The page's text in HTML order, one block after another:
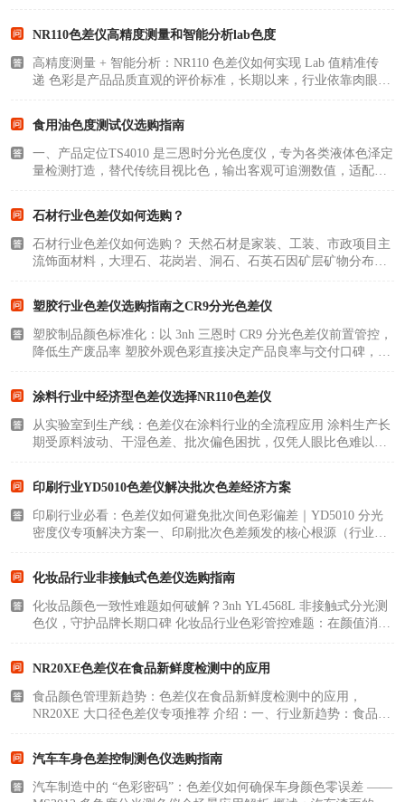
肤色检测告别..
NR110色差仪高精度测量和智能分析lab色度
高精度测量 + 智能分析：NR110 色差仪如何实现 Lab 值精准传
递 色彩是产品品质直观的评价标准，长期以来，行业依靠肉眼对
Lab 色彩空间作..
食用油色度测试仪选购指南
一、产品定位TS4010 是三恩时分光色度仪，专为各类液体色泽定
量检测打造，替代传统目视比色，输出客观可追溯数值，适配制
准。 二、核心光学与..
石材行业色差仪如何选购？
石材行业色差仪如何选购？ 天然石材是家装、工装、市政项目主
流饰面材料，大理石、花岗岩、洞石、石英石因矿层矿物分布、
式，受车间光线、人..
塑胶行业色差仪选购指南之CR9分光色差仪
塑胶制品颜色标准化：以 3nh 三恩时 CR9 分光色差仪前置管控，
降低生产废品率 塑胶外观色彩直接决定产品良率与交付口碑，色
光源箱肉眼比..
涂料行业中经济型色差仪选择NR110色差仪
从实验室到生产线：色差仪在涂料行业的全流程应用 涂料生产长
期受原料波动、干湿色差、批次偏色困扰，仅凭人眼比色难以标
控色体系，一..
印刷行业YD5010色差仪解决批次色差经济方案
印刷行业必看：色差仪如何避免批次间色彩偏差｜YD5010 分光
密度仪专项解决方案一、印刷批次色差频发的核心根源（行业共
原材料批次波动..
化妆品行业非接触式色差仪选购指南
化妆品颜色一致性难题如何破解？3nh YL4568L 非接触式分光测
色仪，守护品牌长期口碑 化妆品行业色彩管控难题：在颜值消费
珠光彩妆反光色..
NR20XE色差仪在食品新鲜度检测中的应用
食品颜色管理新趋势：色差仪在食品新鲜度检测中的应用，
NR20XE 大口径色差仪专项推荐 介绍：一、行业新趋势：食品品
蔬叶绿素降解..
汽车车身色差控制测色仪选购指南
汽车制造中的 “色彩密码”：色差仪如何确保车身颜色零误差 ——